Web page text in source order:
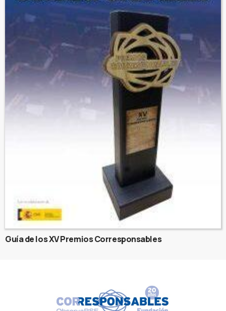
Guía de los XV Premios Corresponsables